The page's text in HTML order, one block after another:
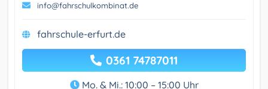
info@fahrschulkombinat.de
fahrschule-erfurt.de
0361 74787011
Mo. & Mi.: 10:00 – 15:00 Uhr